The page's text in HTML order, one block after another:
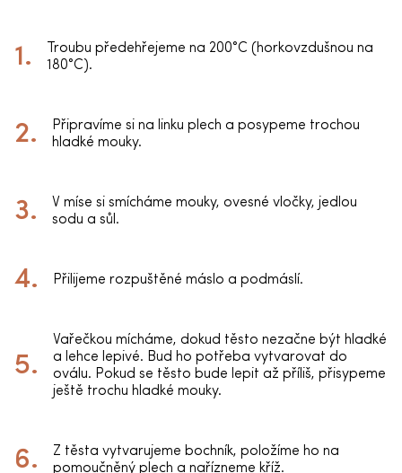
Troubu předehřejeme na 200°C (horkovzdušnou na
180°C).
Připravíme si na linku plech a posypeme trochou
hladké mouky.
V míse si smícháme mouky, ovesné vločky, jedlou
sodu a sůl.
Přilijeme rozpuštěné máslo a podmáslí.
Vařečkou mícháme, dokud těsto nezačne být hladké
a lehce lepivé. Bud ho potřeba vytvarovat do
oválu. Pokud se těsto bude lepit až příliš, přisypeme
ještě trochu hladké mouky.
Z těsta vytvarujeme bochník, položíme ho na
pomoučněný plech a nařízneme kříž.